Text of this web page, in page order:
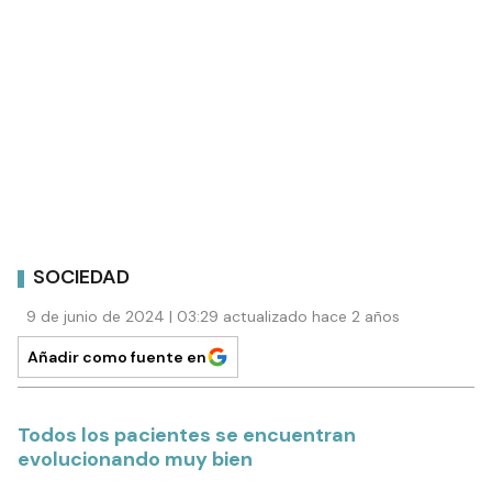
SOCIEDAD
9 de junio de 2024 | 03:29 actualizado hace 2 años
Añadir como fuente en
Todos los pacientes se encuentran
evolucionando muy bien